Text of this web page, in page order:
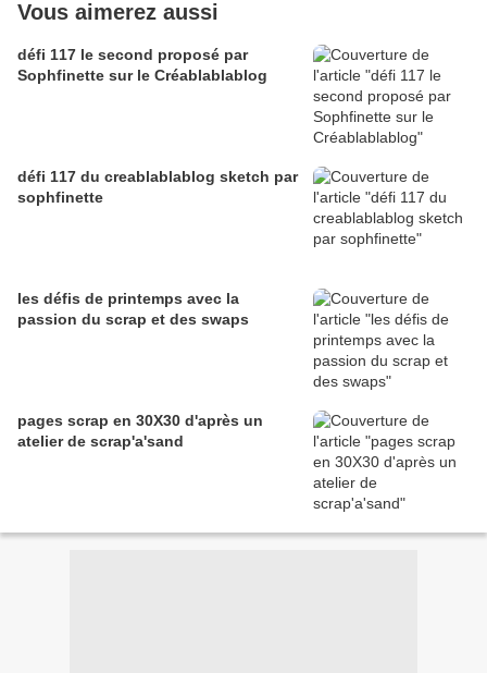
Vous aimerez aussi
défi 117 le second proposé par
Sophfinette sur le Créablablablog
défi 117 du creablablablog sketch par
sophfinette
les défis de printemps avec la
passion du scrap et des swaps
pages scrap en 30X30 d'après un
atelier de scrap'a'sand